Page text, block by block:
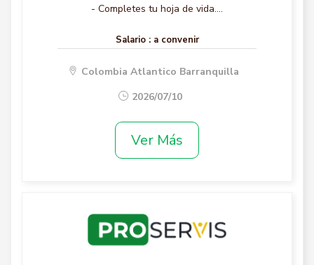
- Completes tu hoja de vida....
Salario : a convenir
Colombia Atlantico Barranquilla
2026/07/10
Ver Más